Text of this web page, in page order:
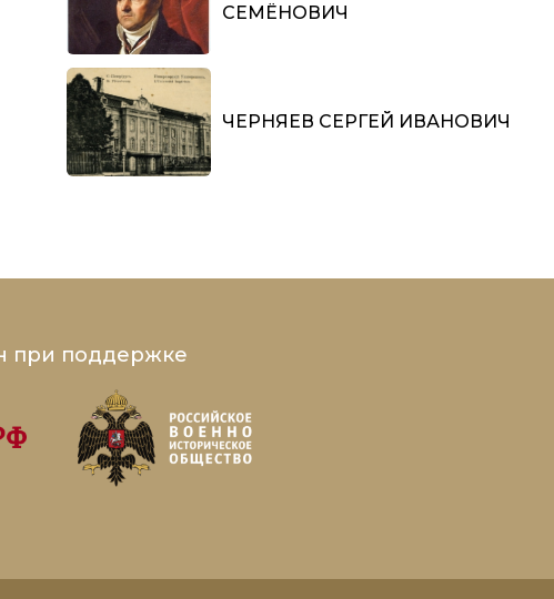
СЕМЁНОВИЧ
ЧЕРНЯЕВ СЕРГЕЙ ИВАНОВИЧ
при поддержке